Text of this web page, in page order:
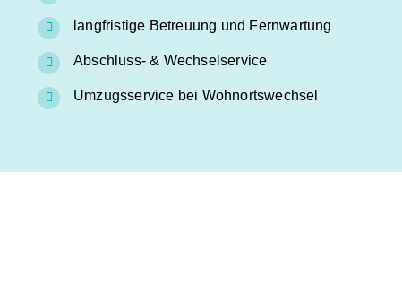
langfristige Betreuung und Fernwartung
Abschluss- & Wechselservice
Umzugsservice bei Wohnortswechsel